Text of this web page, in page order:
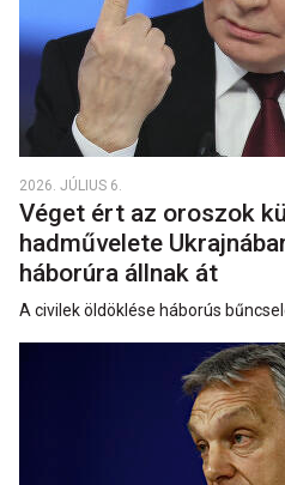
2026. JÚLIUS 6.
Véget ért az oroszok
hadművelete
háborúra állnak át
A civilek öldöklése háborús